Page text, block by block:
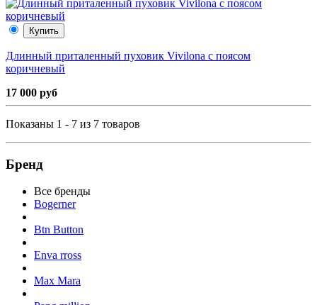
Купить
Длинный приталенный пуховик Vivilona с поясом
коричневый
17 000 руб
Показаны 1 - 7 из 7 товаров
Бренд
Все бренды
Bogerner
Btn Button
Enva rross
Max Mara